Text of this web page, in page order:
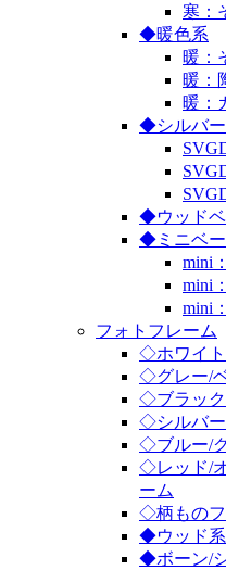
寒：
◆暖色系
暖：
暖：
暖：
◆シルバー
◆ウッドベ
◆ミニベー
mini
mini
mini
フォトフレーム
◇ホワイト
◇グレー/
◇ブラック
◇シルバー
◇ブルー/
◇レッド/
ーム
◇柄ものフ
◆ウッド系
◆ボーン/